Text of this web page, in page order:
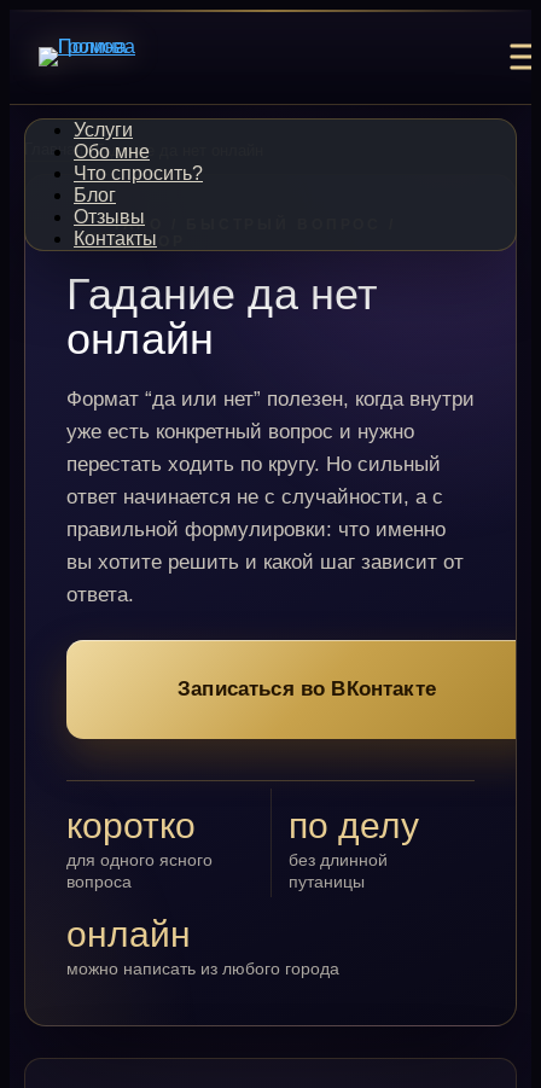
Перейти
содержимому
Услуги
Обо мне
Что спросить?
Блог
Отзывы
Контакты
Главная Гадание да нет онлайн
ТАРО / БЫСТРЫЙ ВОПРОС /
ВЫБОР
Гадание да нет
онлайн
Формат “да или нет” полезен, когда внутри
уже есть конкретный вопрос и нужно
перестать ходить по кругу. Но сильный
ответ начинается не с случайности, а с
правильной формулировки: что именно
вы хотите решить и какой шаг зависит от
ответа.
Записаться во ВКонтакте
коротко
для одного ясного
вопроса
по делу
без длинной
путаницы
онлайн
можно написать из любого города